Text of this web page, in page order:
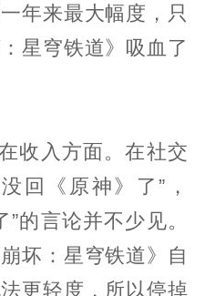
年来最大幅度，只
星穹铁道》吸血了
收入方面。在社交
回《原神》了”，
的言论并不少见。
坏：星穹铁道》自
更轻度，所以停掉